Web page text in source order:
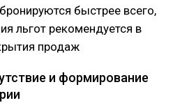
быстрее всего,
льгот рекомендуется в
продаж
и формирование